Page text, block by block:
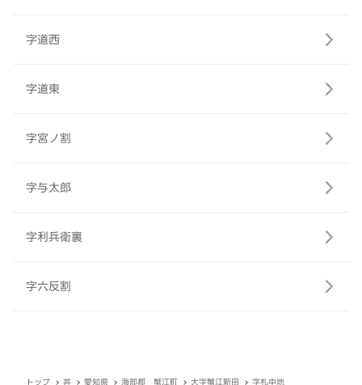
字道西
字道東
字宮ノ割
字与太郎
字利兵衛裏
字六反割
トップ 丼 愛知県 海部郡 蟹江町 大字蟹江新田 字札中地